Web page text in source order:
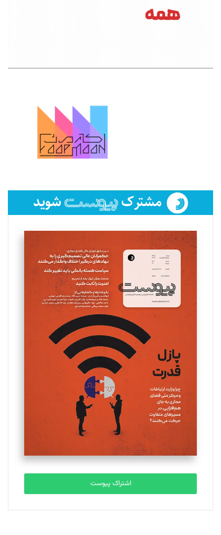
اشتراک پیوست